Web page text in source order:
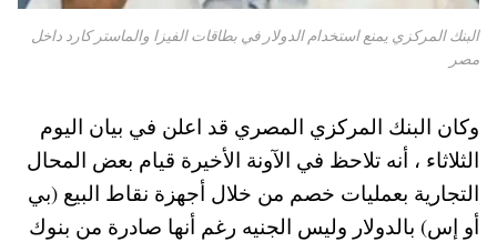
البنك المركزي يمنع استخدام الدولار في بطاقات الفيزا والماستر كارد داخل
مصر
وكان البنك المركزي المصري قد اعلن في بيان اليوم
الثلاثاء ، أنه تلاحظ في الآونة الأخيرة قيام بعض المحال
التجارية بعمليات خصم من خلال أجهزة نقاط البيع (بي
أو إس) بالدولار وليس الجنيه رغم أنها صادرة من بنوك